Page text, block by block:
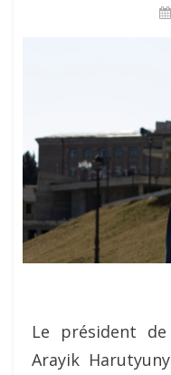
Le président de
Arayik